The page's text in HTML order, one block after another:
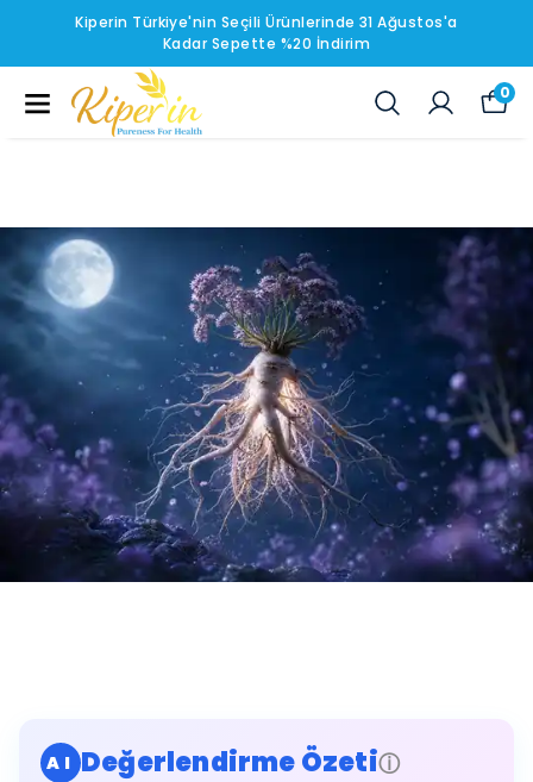
Kiperin Türkiye'nin Seçili Ürünlerinde 31 Ağustos'a
Kadar Sepette %20 İndirim
0
AI Değerlendirme Özetiⓘ